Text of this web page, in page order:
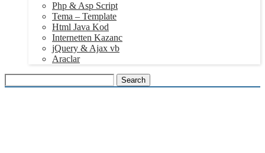
Php & Asp Script
Tema – Template
Html Java Kod
Internetten Kazanc
jQuery & Ajax vb
Araclar